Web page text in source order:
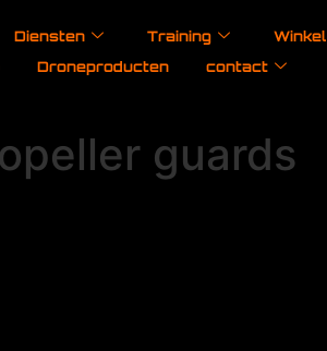
Diensten Training Winkel
Droneproducten contact
guards